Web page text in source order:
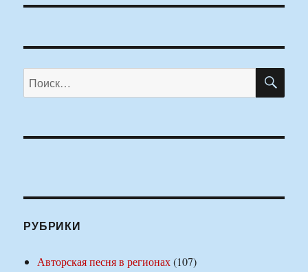
Искать:
РУБРИКИ
Авторская песня в регионах(107)